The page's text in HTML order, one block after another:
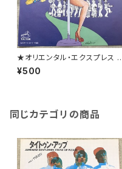
★オリエンタル・エクスプレス /
セクシー・バス・ストップ
¥500
同じカテゴリの商品